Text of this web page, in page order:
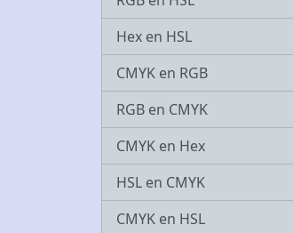
Hex en HSL
CMYK en RGB
RGB en CMYK
CMYK en Hex
HSL en CMYK
CMYK en HSL